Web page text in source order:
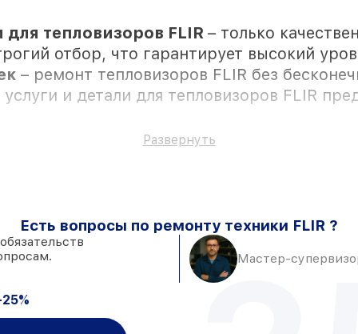
тепловизоров FLIR – только
отбор, что гарантирует высокий
– ремонт тепловизоров FLIR без
услуги и детали для тепловизоров FLIR
с возможностью присутствия
в Москве, остальные доставляются
замены
– только вы
часа, при немедленном старте работ
Развернуть
Есть вопросы по ремонту техники FLIR ?
Мастер-